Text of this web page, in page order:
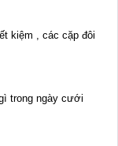
kiệm , các cặp đôi
trong ngày cưới